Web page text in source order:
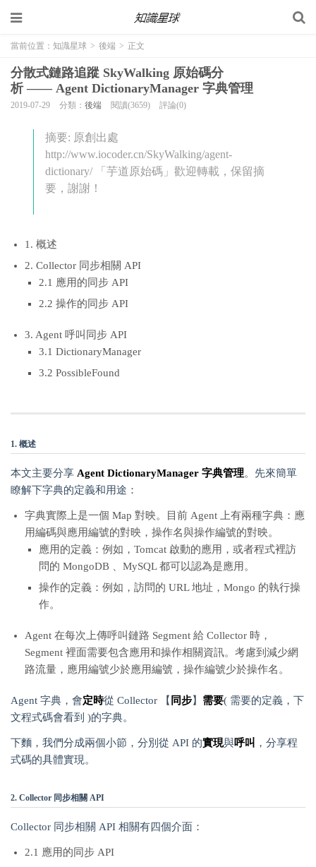
當前位置： 知識星球 > 後端 > 正文
分散式鏈路追蹤 SkyWalking 原始碼分
析 —— Agent DictionaryManager 字典管理
2019-07-29 分類： 後端 閱讀(3659) 評論(0)
摘要: 原創出處
http://www.iocoder.cn/SkyWalking/agent-
dictionary/ 「芋道原始碼」歡迎轉載，保留摘
要，謝謝！
1. 概述
2. Collector 同步相關 API
2.1 應用的同步 API
2.2 操作的同步 API
3. Agent 呼叫同步 API
3.1 DictionaryManager
3.2 PossibleFound
1. 概述
本文主要分享 Agent DictionaryManager 字典管理。先來簡單
瞭解下字典的定義和用途：
字典實際上是一個 Map 對映。目前 Agent 上有兩種字典：應
用編碼與應用編號的對映，操作名與操作編號的對映。
應用的定義：例如，Tomcat 啟動的應用，或者程式裡訪
問的 MongoDB 、MySQL 都可以認為是應用。
操作的定義：例如，訪問的 URL 地址，Mongo 的執行操
作。
Agent 在每次上傳呼叫鏈路 Segment 給 Collector 時，
Segment 裡面需要包含應用和操作相關資訊。考慮到減少網
路流量，應用編號少於應用編號，操作編號少於操作名。
Agent 字典，會定時從 Collector 【 同步】 需要( 需要的定義，下
文程式碼會看到 )的字典。
下麵，我們分成兩個小節，分別從 API 的實現與呼叫 ，分享程
式碼的具體實現。
2. Collector 同步相關 API
Collector 同步相關 API 相關有四個介面：
2.1 應用的同步 API